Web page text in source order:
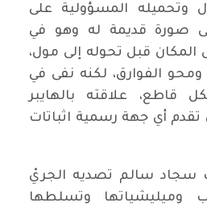
وتحميله المسؤولية على
صورة قديمة له وهو في
قبل تحوله إلى مول،
الفوارق، لكنه نفى في
قاطع، علاقته بالهايبر
تقدم أي جهة رسمية اثباتات
سجاد سالم تصديه الجريْ
وميليشياتها وتسلطها